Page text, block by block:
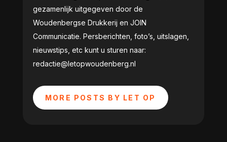
gezamenlijk uitgegeven door de
Woudenbergse Drukkerij en JOIN
Communicatie. Persberichten, foto’s, uitslagen,
nieuwstips, etc kunt u sturen naar:
redactie@letopwoudenberg.nl
MORE POSTS BY LET OP